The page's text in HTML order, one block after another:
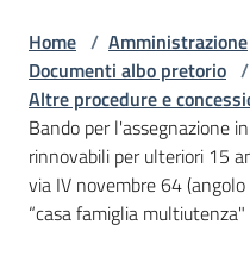
Amministrazione
Menu selezionato
Novità
Servizi
Home / Amministrazione
Documenti albo pretorio /
Altre procedure e
Bando per l'assegnazione
rinnovabili per ulteriori 15
via IV novembre 64
“casa famiglia multiutenza"